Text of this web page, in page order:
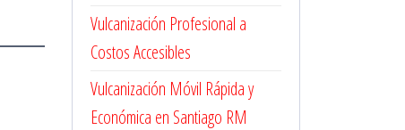
Vulcanización Profesional a
Costos Accesibles
Vulcanización Móvil Rápida y
Económica en Santiago RM